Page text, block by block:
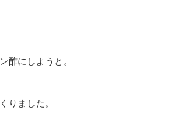
酢にしようと。
りました。